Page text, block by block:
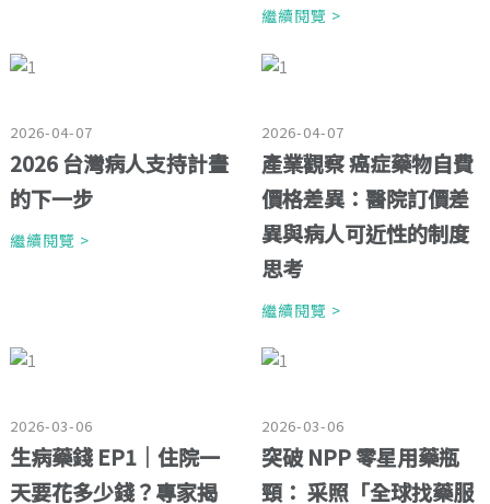
繼續閱覽 >
2026-04-07
2026 台灣病人支持計畫
的下一步
繼續閱覽 >
2026-04-07
產業觀察 癌症藥物自費
價格差異：醫院訂價差
異與病人可近性的制度
思考
繼續閱覽 >
2026-03-06
生病藥錢 EP1｜住院一
天要花多少錢？專家揭
2026-03-06
突破 NPP 零星用藥瓶
頸： 采照「全球找藥服